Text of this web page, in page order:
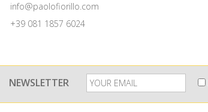
info@paolofiorillo.com
+39 081 1857 6024
NEWSLETTER